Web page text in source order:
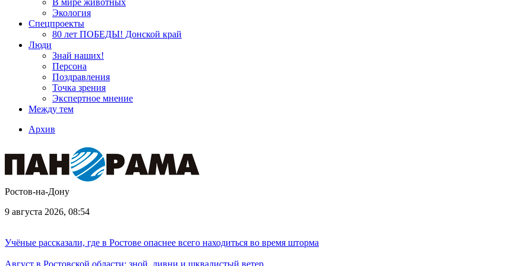
В мире животных
Экология
Спецпроекты
80 лет ПОБЕДЫ! Донской край
Люди
Знай наших!
Персона
Поздравления
Точка зрения
Экспертное мнение
Между тем
Архив
Ростов-на-Дону
9 августа 2026, 08:54
Учёные рассказали, где в Ростове опаснее всего находиться во время шторма
Август в Ростовской области: зной, ливни и шквалистый ветер